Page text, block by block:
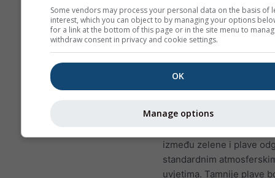
naći gotovo posvuda u
Lapse ratese mjeri u
100 m razlike u visini.
vrijednost ispisana je
pozitivne vrijednosti i
između zelene i plave
standardnim
uvjetima. Tamnije plave
Some vendors may process your personal data on the basis of
interest, which you can object to by managing your options
for a link at the bottom of this page or in the site menu to
withdraw consent in privacy and cookie settings.
OK
Manage options